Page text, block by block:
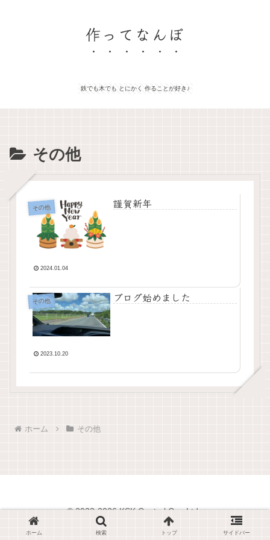
作ってなんぼ
鉄でも木でも とにかく 作ることが好き♪
その他
その他 謹賀新年
2024.01.04
その他 ブログ始めました
2023.10.20
ホーム その他
© 2023-2026 KSK Control Co., Ltd..
ホーム 検索 トップ サイドバー